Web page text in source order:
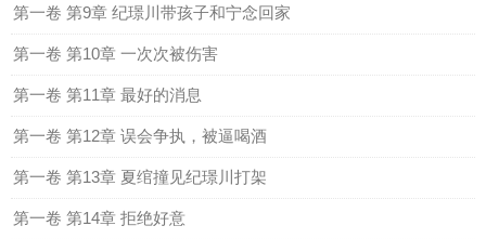
第一卷 第9章 纪璟川带孩子和宁念回家
第一卷 第10章 一次次被伤害
第一卷 第11章 最好的消息
第一卷 第12章 误会争执，被逼喝酒
第一卷 第13章 夏绾撞见纪璟川打架
第一卷 第14章 拒绝好意